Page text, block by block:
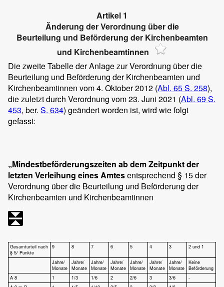
Artikel 1
Änderung der Verordnung über die
Beurteilung und Beförderung der Kirchenbeamten
und Kirchenbeamtinnen
Die zweite Tabelle der Anlage zur Verordnung über die
Beurteilung und Beförderung der Kirchenbeamten und
Kirchenbeamtinnen vom 4. Oktober 2012 (Abl. 65 S. 258),
die zuletzt durch Verordnung vom 23. Juni 2021 (Abl. 69 S.
453, ber. S. 634) geändert worden ist, wird wie folgt
gefasst:
„Mindestbeförderungszeiten ab dem Zeitpunkt der
letzten Verleihung eines Amtesentsprechend § 15 der
Verordnung über die Beurteilung und Beförderung der
Kirchenbeamten und Kirchenbeamtinnen
Gesamturteil nach
§ 5/ Punkte
9 8 7 6 5 4 3 2 und 1
Jahre/
Monate
Jahre/
Monate
Jahre/
Monate
Jahre/
Monate
Jahre/
Monate
Jahre/
Monate
Jahre/
Monate
Keine
Beförderung
A 8
1 1/3 1/6 2 2/6 3 3/6
-